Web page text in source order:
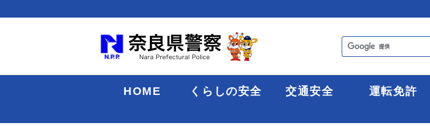
HOME くらしの安全 交通安全 運転免許